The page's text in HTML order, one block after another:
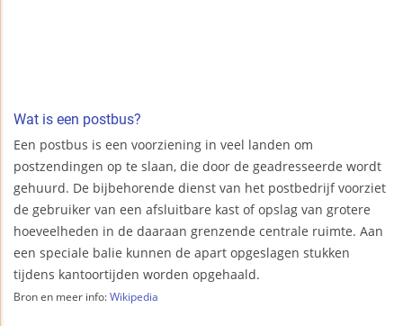
Wat is een postbus?
Een postbus is een voorziening in veel landen om
postzendingen op te slaan, die door de geadresseerde wordt
gehuurd. De bijbehorende dienst van het postbedrijf voorziet
de gebruiker van een afsluitbare kast of opslag van grotere
hoeveelheden in de daaraan grenzende centrale ruimte. Aan
een speciale balie kunnen de apart opgeslagen stukken
tijdens kantoortijden worden opgehaald.
Bron en meer info: Wikipedia